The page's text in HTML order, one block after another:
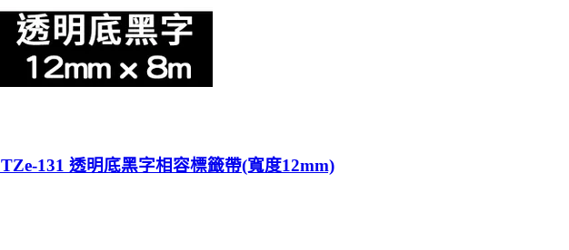
131 透明底黑字相容標籤帶(寬度12mm)